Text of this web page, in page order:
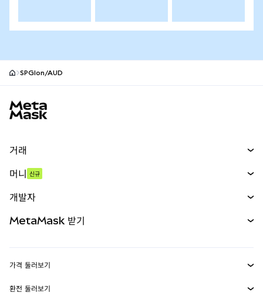
SPGIon/AUD
거래
무기한 선물
실물자산
머니 신규
개발자
MetaMask Connect
MetaMask 받기
가격 둘러보기
이더리움 가격
환전 둘러보기